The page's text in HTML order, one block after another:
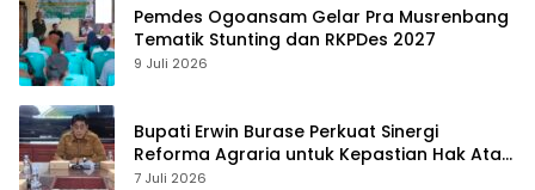
Pemdes Ogoansam Gelar Pra Musrenbang
Tematik Stunting dan RKPDes 2027
9 Juli 2026
Bupati Erwin Burase Perkuat Sinergi
Reforma Agraria untuk Kepastian Hak Atas
Tanah bagi Masyarakat
7 Juli 2026